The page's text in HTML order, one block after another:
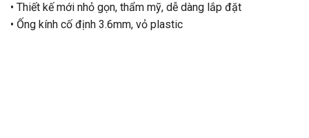
• Thiết kế mới nhỏ gọn, thẩm mỹ, dễ dàng lắp đặt
• Ống kính cố định 3.6mm, vỏ plastic